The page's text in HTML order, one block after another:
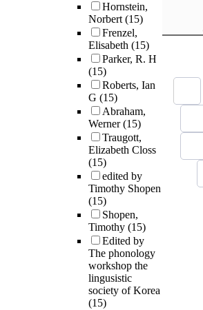
Hornstein,
Norbert(15)
Frenzel,
Elisabeth (15)
Parker, R. H
(15)
Roberts, Ian
G (15)
Abraham,
Werner(15)
Traugott,
Elizabeth Closs
(15)
edited by
Timothy Shopen
(15)
Shopen,
Timothy (15)
Edited by
The phonology
workshop the
lingusistic
society of Korea
(15)